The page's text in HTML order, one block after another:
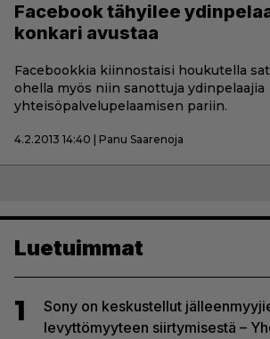
Facebook tähyilee
konkari avustaa
Facebookkia kiinnostaisi houkutella
ohella myös niin sanottuja ydinpelaajia
yhteisöpalvelupelaamisen pariin.
4.2.2013 14:40 | Panu Saarenoja
Luetuimmat
1
Sony on keskustellut
levyttömyyteen siirtymisestä –